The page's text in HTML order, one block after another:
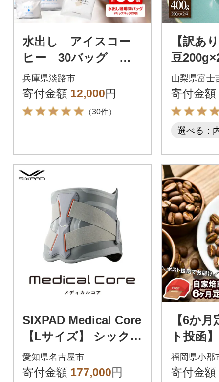
水出し アイスコー
ヒー 30バッグ 淡
路島 ドリップバッ
グ セット at14707
兵庫県淡路市
寄付金額 12,000円
（30件）
【訳あ
豆
家焙煎
ルティ
山の湧
山梨県富士
寄付金額
選べる：
SIXPAD Medical Core
【Lサイズ】 シック
スパッド メディカル
コア トレーニング
愛知県名古屋市
寄付金額 177,000円
【6か
ト投函
ヒー豆
種
福岡県小郡
寄付金額